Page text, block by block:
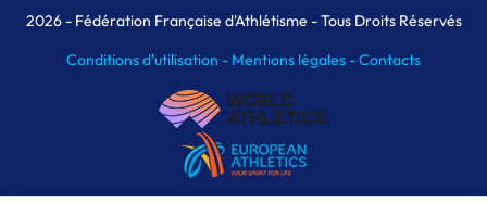
MAIF Ekiden de Paris
2026- Fédération Française d'Athlétisme - Tous Droits Réservés
Conditions d'utilisation - Mentions légales -Contacts